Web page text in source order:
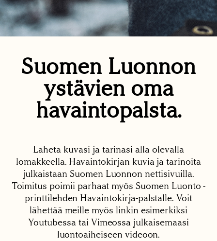
Suomen Luonnon
ystävien oma
havaintopalsta.
Lähetä kuvasi ja tarinasi alla olevalla
lomakkeella. Havaintokirjan kuvia ja tarinoita
julkaistaan Suomen Luonnon nettisivuilla.
Toimitus poimii parhaat myös Suomen Luonto -
printtilehden Havaintokirja-palstalle. Voit
lähettää meille myös linkin esimerkiksi
Youtubessa tai Vimeossa julkaisemaasi
luontoaiheiseen videoon.